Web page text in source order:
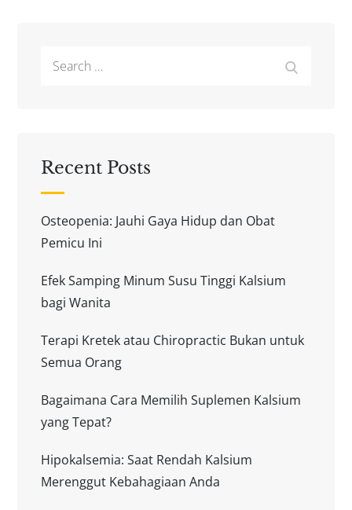
Recent Posts
Osteopenia: Jauhi Gaya Hidup dan Obat
Pemicu Ini
Efek Samping Minum Susu Tinggi Kalsium
bagi Wanita
Terapi Kretek atau Chiropractic Bukan untuk
Semua Orang
Bagaimana Cara Memilih Suplemen Kalsium
yang Tepat?
Hipokalsemia: Saat Rendah Kalsium
Merenggut Kebahagiaan Anda